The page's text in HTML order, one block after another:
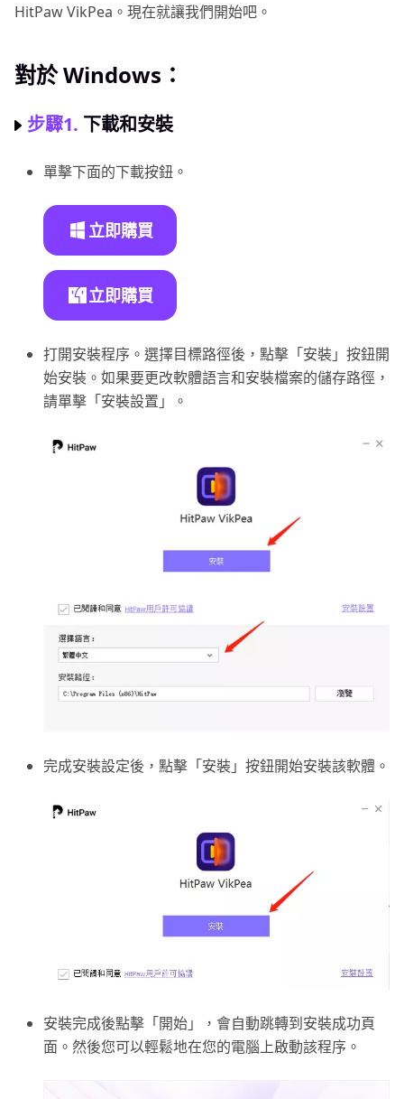
HitPaw VikPea。現在就讓我們開始吧。
對於 Windows：
步驟1. 下載和安裝
單擊下面的下載按鈕。
立即購買
立即購買
打開安裝程序。選擇目標路徑後，點擊「安裝」按鈕開
始安裝。如果要更改軟體語言和安裝檔案的儲存路徑，
請單擊「安裝設置」。
完成安裝設定後，點擊「安裝」按鈕開始安裝該軟體。
安裝完成後點擊「開始」，會自動跳轉到安裝成功頁
面。然後您可以輕鬆地在您的電腦上啟動該程序。